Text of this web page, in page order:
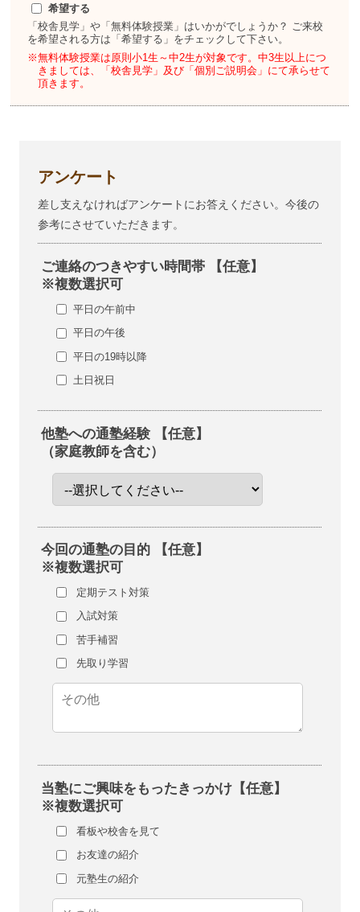
希望する
「校舎見学」や「無料体験授業」はいかがでしょうか？ ご来校
を希望される方は「希望する」をチェックして下さい。
※無料体験授業は原則小1生～中2生が対象です。中3生以上につ
きましては、「校舎見学」及び「個別ご説明会」にて承らせて
頂きます。
アンケート
差し支えなければアンケートにお答えください。今後の
参考にさせていただきます。
ご連絡のつきやすい時間帯 【任意】
※複数選択可
平日の午前中
平日の午後
平日の19時以降
土日祝日
他塾への通塾経験 【任意】
（家庭教師を含む）
今回の通塾の目的 【任意】
※複数選択可
定期テスト対策
入試対策
苦手補習
先取り学習
当塾にご興味をもったきっかけ【任意】
※複数選択可
看板や校舎を見て
お友達の紹介
元塾生の紹介